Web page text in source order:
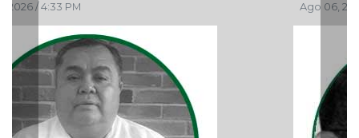
Ago 06, 2026 / 12:48 PM